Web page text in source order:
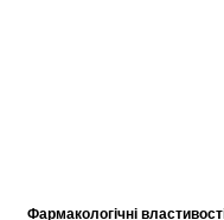
Фармакологічні